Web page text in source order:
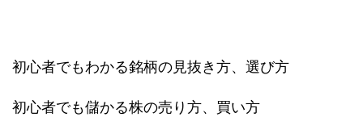
初心者でもわかる銘柄の見抜き方、選び方
初心者でも儲かる株の売り方、買い方